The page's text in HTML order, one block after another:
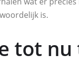
is.
tot nu